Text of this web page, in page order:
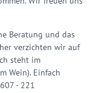
Beratung und das
verzichten wir auf
steht im
Wein). Einfach
- 221